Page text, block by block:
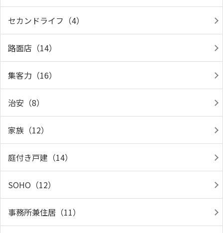
セカンドライフ（4）
路面店（14）
集客力（16）
治安（8）
家族（12）
庭付き戸建（14）
SOHO（12）
事務所兼住居（11）